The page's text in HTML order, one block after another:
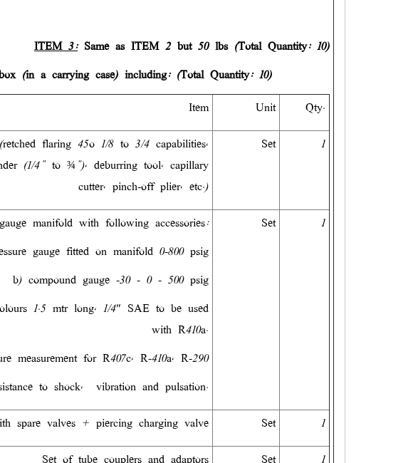
ITEM 3:Same as ITEM 2 but 50 lbs (Total Quantity: 10)
(in a carrying case) including: (Total Quantity: 10)
Qty.
Unit
Item
1
Set
flaring 45o 1/8 to 3/4 capabilities,
(1/4” to ¾”), deburring tool, capillary
cutter, pinch-off plier, etc.)
1
Set
manifold with following accessories:
gauge fitted on manifold 0-800 psig
b) compound gauge -30 - 0 - 500 psig
1.5 mtr long, 1/4" SAE to be used
with R410a.
measurement for R407c, R-410a, R-290
to shock,
vibration and pulsation.
1
Set
spare valves + piercing charging valve